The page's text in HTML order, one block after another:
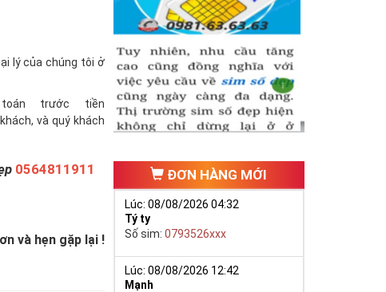
lý của chúng tôi ở
trước tiền
và quý khách
0564811911
và hẹn gặp lại !
ĐƠN HÀNG MỚI
Lúc: 08/08/2026 04:32
Tý ty
Số sim:0793526xxx
Lúc: 08/08/2026 12:42
Mạnh